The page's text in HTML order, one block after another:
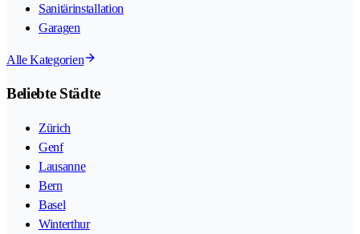
Sanitärinstallation
Garagen
Alle Kategorien
Beliebte Städte
Zürich
Genf
Lausanne
Bern
Basel
Winterthur